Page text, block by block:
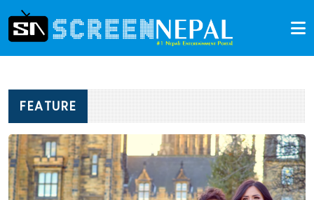
FEATURE